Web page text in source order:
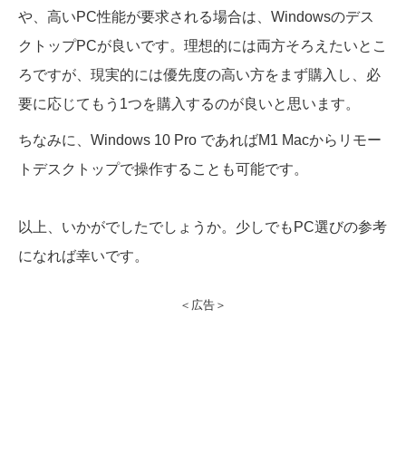
や、高いPC性能が要求される場合は、Windowsのデス
クトップPCが良いです。理想的には両方そろえたいとこ
ろですが、現実的には優先度の高い方をまず購入し、必
要に応じてもう1つを購入するのが良いと思います。
ちなみに、Windows 10 Pro であればM1 Macからリモー
トデスクトップで操作することも可能です。
以上、いかがでしたでしょうか。少しでもPC選びの参考
になれば幸いです。